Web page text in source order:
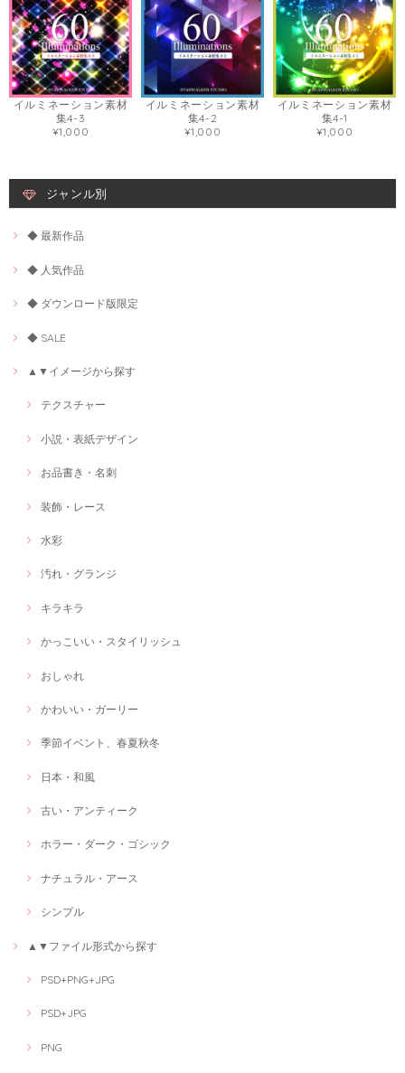
イルミネーション素材
集4-3
¥1,000
イルミネーション素材
集4-2
¥1,000
イルミネーション素材
集4-1
¥1,000
ジャンル別
◆ 最新作品
◆ 人気作品
◆ ダウンロード版限定
◆ SALE
▲▼イメージから探す
テクスチャー
小説・表紙デザイン
お品書き・名刺
装飾・レース
水彩
汚れ・グランジ
キラキラ
かっこいい・スタイリッシュ
おしゃれ
かわいい・ガーリー
季節イベント、春夏秋冬
日本・和風
古い・アンティーク
ホラー・ダーク・ゴシック
ナチュラル・アース
シンプル
▲▼ファイル形式から探す
PSD+PNG+JPG
PSD+JPG
PNG